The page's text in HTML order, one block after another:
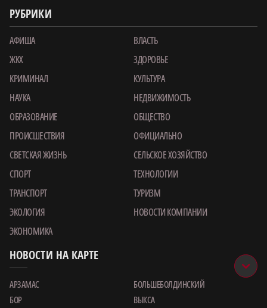
РУБРИКИ
АФИША
ВЛАСТЬ
ЖКХ
ЗДОРОВЬЕ
КРИМИНАЛ
КУЛЬТУРА
НАУКА
НЕДВИЖИМОСТЬ
ОБРАЗОВАНИЕ
ОБЩЕСТВО
ПРОИСШЕСТВИЯ
ОФИЦИАЛЬНО
СВЕТСКАЯ ЖИЗНЬ
СЕЛЬСКОЕ ХОЗЯЙСТВО
СПОРТ
ТЕХНОЛОГИИ
ТРАНСПОРТ
ТУРИЗМ
ЭКОЛОГИЯ
НОВОСТИ КОМПАНИИ
ЭКОНОМИКА
НОВОСТИ НА КАРТЕ
АРЗАМАС
БОЛЬШЕБОЛДИНСКИЙ
БОР
ВЫКСА